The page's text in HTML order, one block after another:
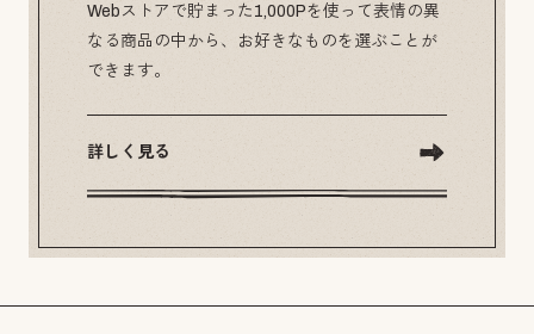
Webストアで貯まった1,000Pを使って表情の異
なる商品の中から、お好きなものを選ぶことが
できます。
詳しく見る